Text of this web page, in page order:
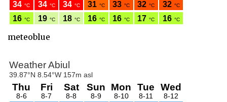
meteoblue